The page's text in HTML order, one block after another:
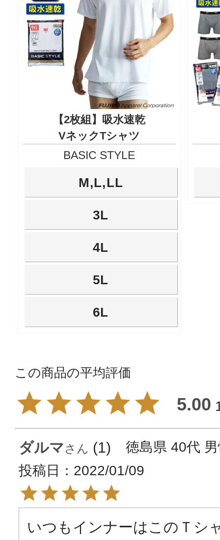
【2枚組】吸水速乾
VネックTシャツ
BASIC STYLE
M,L,LL
3L
4L
5L
6L
5.00
ダルマ 1 徳島県 40代
投稿日
2022/01/09
いつもインナーはこのＴシ